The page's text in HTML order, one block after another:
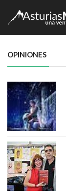
OPINIONES